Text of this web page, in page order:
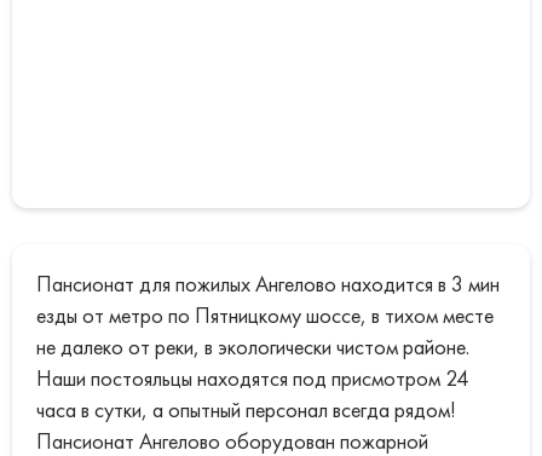
Пансионат для пожилых Ангелово находится в 3 мин
езды от метро по Пятницкому шоссе, в тихом месте
не далеко от реки, в экологически чистом районе.
Наши постояльцы находятся под присмотром 24
часа в сутки, а опытный персонал всегда рядом!
Пансионат Ангелово оборудован пожарной